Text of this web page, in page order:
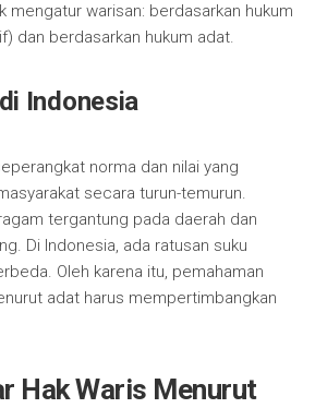
mengatur warisan: berdasarkan hukum
dan berdasarkan hukum adat.
Indonesia
norma dan nilai yang
secara turun-temurun.
tergantung pada daerah dan
Di Indonesia, ada ratusan suku
Oleh karena itu, pemahaman
adat harus mempertimbangkan
Hak Waris Menurut